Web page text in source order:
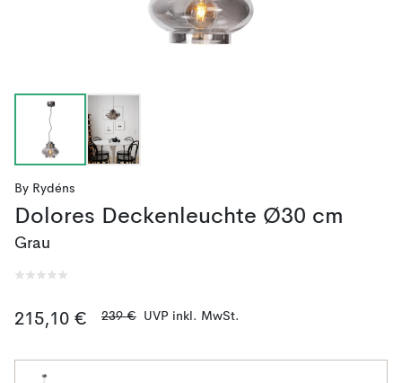
By Rydéns
Dolores Deckenleuchte Ø30 cm
Grau
215,10 € 239 € UVP inkl. MwSt.